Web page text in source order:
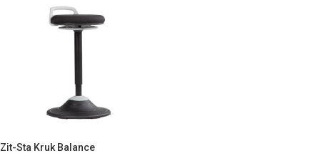
Zit-Sta Kruk Balance